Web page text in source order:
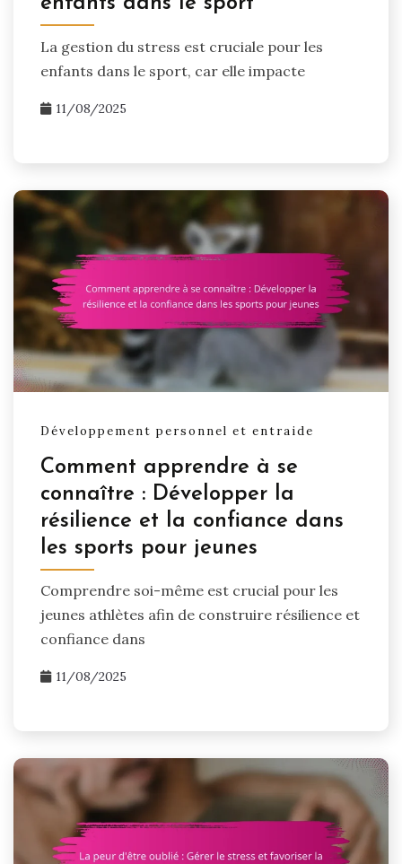
La gestion du stress est cruciale pour les
enfants dans le sport, car elle impacte
11/08/2025
Développement personnel et entraide
Comment apprendre à se
connaître : Développer la
résilience et la confiance dans
les sports pour jeunes
Comprendre soi-même est crucial pour les
jeunes athlètes afin de construire résilience et
confiance dans
11/08/2025